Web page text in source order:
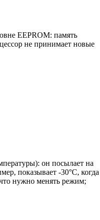
EEPROM: память
не принимает новые
он посылает на
показывает -30°C, когда
нужно менять режим;